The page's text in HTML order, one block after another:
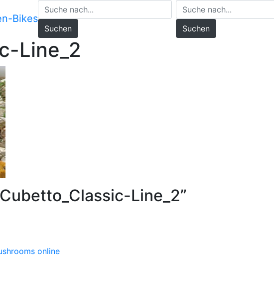
Bikes
Suchen Suchen
Line_2
Cubetto_Classic-Line_2”
online